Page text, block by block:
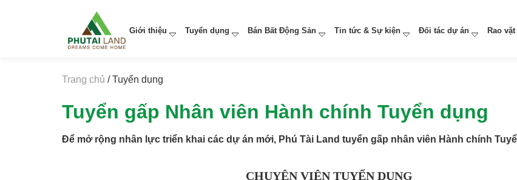
Giới thiệu Tuyển dụng Bán Bất Động Sản Tin tức & Sự kiện Đối tác dự án Rao vặt
Trang chủ / Tuyển dụng
Tuyển gấp Nhân viên Hành chính Tuyển dụng
Để mở rộng nhân lực triển khai các dự án mới, Phú Tài Land tuyển gấp nhân viên Hành chính
CHUYÊN VIÊN TUYỂN DỤNG